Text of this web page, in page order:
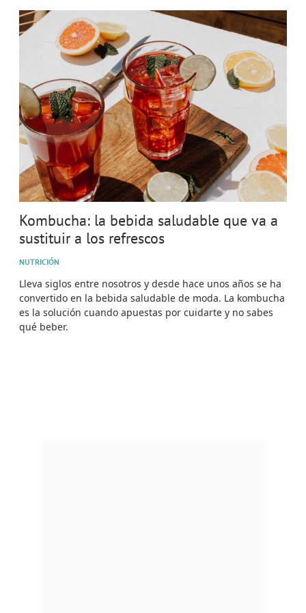
Kombucha: la bebida saludable que va a
sustituir a los refrescos
NUTRICIÓN
Lleva siglos entre nosotros y desde hace unos años se ha
convertido en la bebida saludable de moda. La kombucha
es la solución cuando apuestas por cuidarte y no sabes
qué beber.